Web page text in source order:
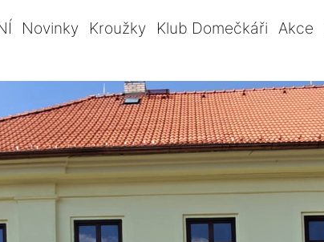
Novinky Kroužky Klub Domečkáři Akce